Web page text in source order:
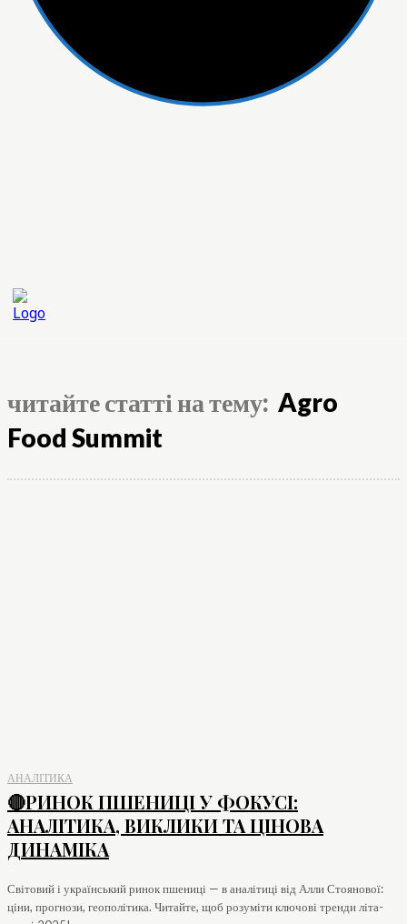
читайте статті на тему: Agro
Food Summit
АНАЛІТИКА
🔴РИНОК ПШЕНИЦІ У ФОКУСІ:
АНАЛІТИКА, ВИКЛИКИ ТА ЦІНОВА
ДИНАМІКА
Світовий і український ринок пшениці — в аналітиці від Алли Стоянової:
ціни, прогнози, геополітика. Читайте, щоб розуміти ключові тренди літа-